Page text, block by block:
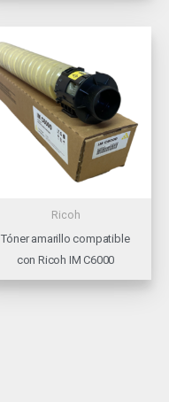
Ricoh
Tóner amarillo compatible
con Ricoh IM C6000